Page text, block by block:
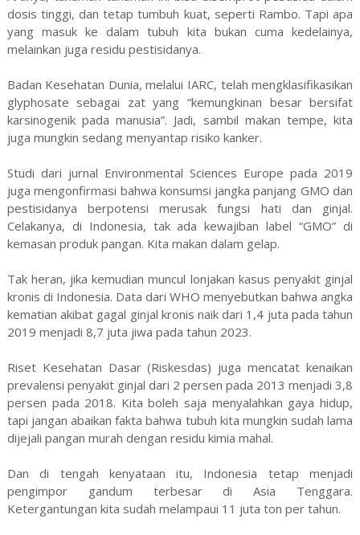
dosis tinggi, dan tetap tumbuh kuat, seperti Rambo. Tapi apa
yang masuk ke dalam tubuh kita bukan cuma kedelainya,
melainkan juga residu pestisidanya.
Badan Kesehatan Dunia, melalui IARC, telah mengklasifikasikan
glyphosate sebagai zat yang “kemungkinan besar bersifat
karsinogenik pada manusia”. Jadi, sambil makan tempe, kita
juga mungkin sedang menyantap risiko kanker.
Studi dari jurnal Environmental Sciences Europe pada 2019
juga mengonfirmasi bahwa konsumsi jangka panjang GMO dan
pestisidanya berpotensi merusak fungsi hati dan ginjal.
Celakanya, di Indonesia, tak ada kewajiban label “GMO” di
kemasan produk pangan. Kita makan dalam gelap.
Tak heran, jika kemudian muncul lonjakan kasus penyakit ginjal
kronis di Indonesia. Data dari WHO menyebutkan bahwa angka
kematian akibat gagal ginjal kronis naik dari 1,4 juta pada tahun
2019 menjadi 8,7 juta jiwa pada tahun 2023.
Riset Kesehatan Dasar (Riskesdas) juga mencatat kenaikan
prevalensi penyakit ginjal dari 2 persen pada 2013 menjadi 3,8
persen pada 2018. Kita boleh saja menyalahkan gaya hidup,
tapi jangan abaikan fakta bahwa tubuh kita mungkin sudah lama
dijejali pangan murah dengan residu kimia mahal.
Dan di tengah kenyataan itu, Indonesia tetap menjadi
pengimpor gandum terbesar di Asia Tenggara.
Ketergantungan kita sudah melampaui 11 juta ton per tahun.